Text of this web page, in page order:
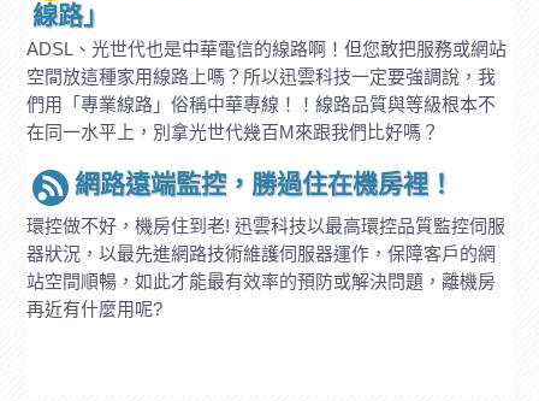
線路」
ADSL、光世代也是中華電信的線路啊！但您敢把服務或網站
空間放這種家用線路上嗎？所以迅雲科技一定要強調說，我
們用「專業線路」俗稱中華專線！！線路品質與等級根本不
在同一水平上，別拿光世代幾百M來跟我們比好嗎？
網路遠端監控，勝過住在機房裡！
環控做不好，機房住到老! 迅雲科技以最高環控品質監控伺服
器狀況，以最先進網路技術維護伺服器運作，保障客戶的網
站空間順暢，如此才能最有效率的預防或解決問題，離機房
再近有什麼用呢?